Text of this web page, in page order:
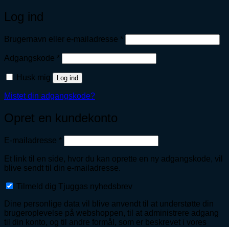
Log ind
Brugernavn eller e-mailadresse *Påkrævet
Adgangskode *Påkrævet
Husk mig Log ind
Mistet din adgangskode?
Opret en kundekonto
E-mailadresse *Påkrævet
Et link til en side, hvor du kan oprette en ny adgangskode, vil
blive sendt til din e-mailadresse.
Tilmeld dig Tjuggas nyhedsbrev
Dine personlige data vil blive anvendt til at understøtte din
brugeroplevelse på webshoppen, til at administrere adgang
til din konto, og til andre formål, som er beskrevet i vores